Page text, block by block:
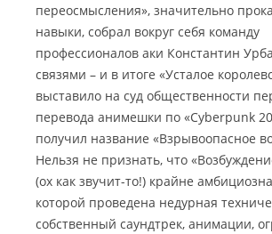
переосмысления», значительно
навыки, собрал вокруг себя команду
профессионалов аки Константин
связями – и в итоге «Усталое
выставило на суд общественности
перевода анимешки по «Cyberpunk
получил название «Взрывоопасное
Нельзя не признать, что
(ох как звучит-то!) крайне
которой проведена недурная
собственный саундтрек, анимации,